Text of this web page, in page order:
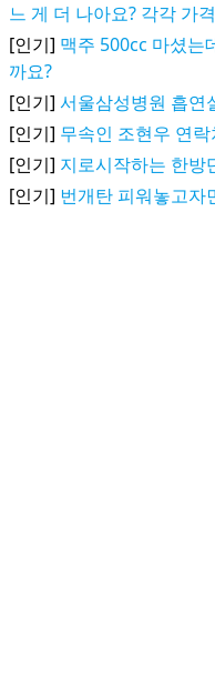
느 게 더 나아요? 각각 가
[인기] 맥주 500cc 마셨는
까요?
[인기] 서울삼성병원 흡연
[인기] 무속인 조현우 연
[인기] 지로시작하는 한방
[인기] 번개탄 피워놓고자